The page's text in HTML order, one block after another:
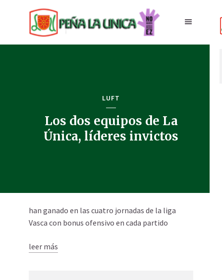
LUFT
Los dos equipos de La
Única, líderes invictos
han ganado en las cuatro jornadas de la liga
Vasca con bonus ofensivo en cada partido
leer más